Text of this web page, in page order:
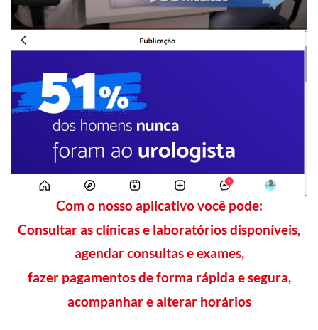
Com o nosso aplicativo você pode:
Consultar as clínicas e laboratórios disponíveis,
agendar consultas e exames,
fazer pagamentos de forma rápida e segura,
acompanhar e alterar horários